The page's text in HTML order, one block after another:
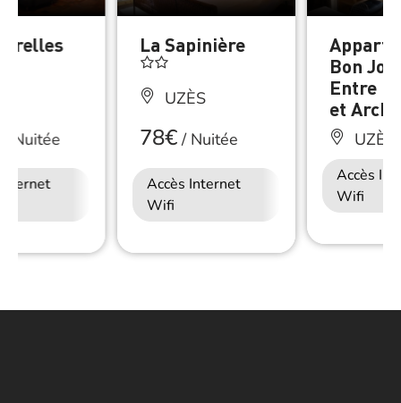
Nuitée
La Sapinière
UZÈS
78€/Nuitée
Accès Internet
Wifi
Bon
Entre
et
UZÈS
Accès
Wifi